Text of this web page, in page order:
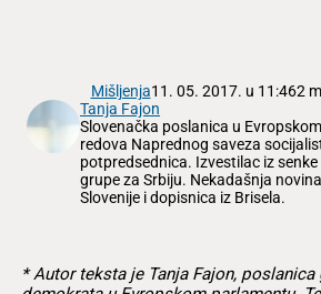
Mišljenja11. 05. 2017. u 11:462
Tanja Fajon
Slovenačka poslanica u
redova Naprednog saveza
potpredsednica. Izvestilac iz
grupe za Srbiju. Nekadašnja
Slovenije i dopisnica iz Brisela.
* Autor teksta je Tanja Fajon,